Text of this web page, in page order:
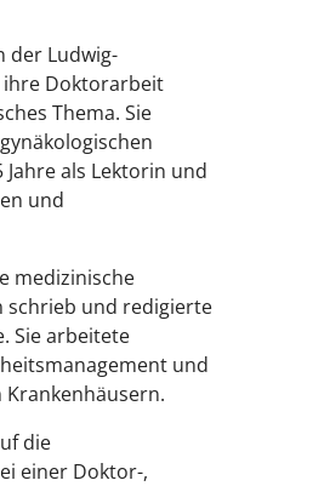
der Ludwig-
ihre Doktorarbeit
Thema. Sie
als Lektorin und
und
medizinische
schrieb und redigierte
Sie arbeitete
und
die
einer Doktor-,